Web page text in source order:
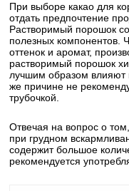
При выборе какао для
отдать предпочтение
Растворимый порошок
полезных компонентов.
оттенок и аромат,
растворимый порошок
лучшим образом влияют
же причине не
трубочкой.
Отвечая на вопрос о
при грудном
содержит большое
рекомендуется